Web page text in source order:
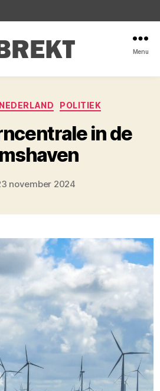
Menu
Categorieën
NEDERLAND POLITIEK
in de
november 2024